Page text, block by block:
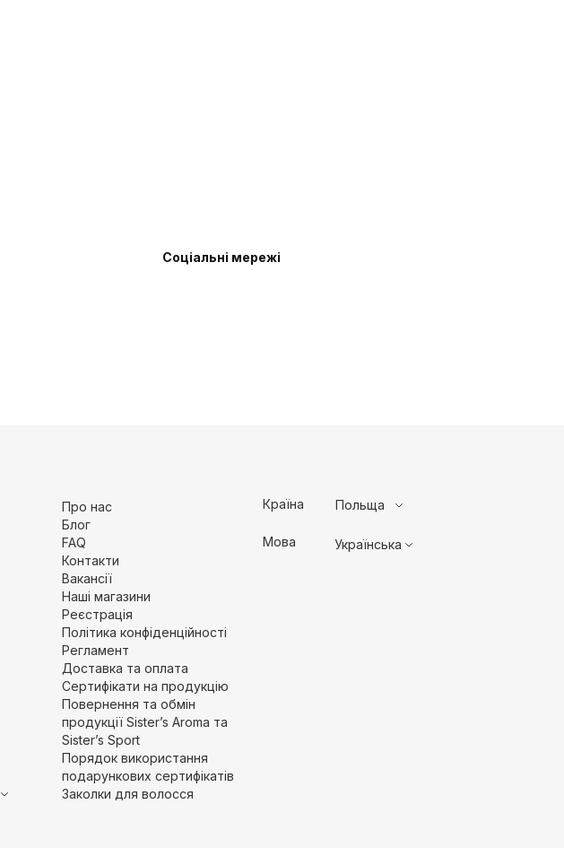
Соціальні мережі
Про нас
Блог
FAQ
Контакти
Вакансії
Наші магазини
Pеєстрація
Політика конфіденційності
Регламент
Доставка та оплата
Сертифікати на продукцію
Повернення та обмін
продукції Sister’s Aroma та
Sister’s Sport
Порядок використання
подарункових сертифікатів
Заколки для волосся
Країна Польща
Мова Українська